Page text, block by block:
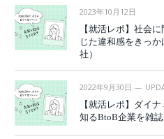
2023年10月12日
【就活レポ】社会
じた違和感をきっ
社）
2022年9月30日
【就活レポ】ダイ
知るBtoB企業を雑誌